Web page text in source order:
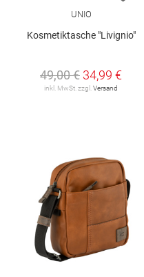
UNIO
Kosmetiktasche "Livignio"
49,00 € 34,99 €
inkl. MwSt. zzgl. Versand